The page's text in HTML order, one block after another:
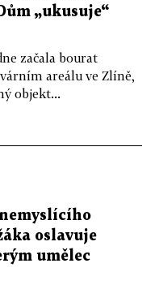
„ukusuje“
začala bourat
areálu ve Zlíně,
objekt...
oslavuje
umělec